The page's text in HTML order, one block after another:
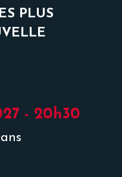
PLUS
- 20h30